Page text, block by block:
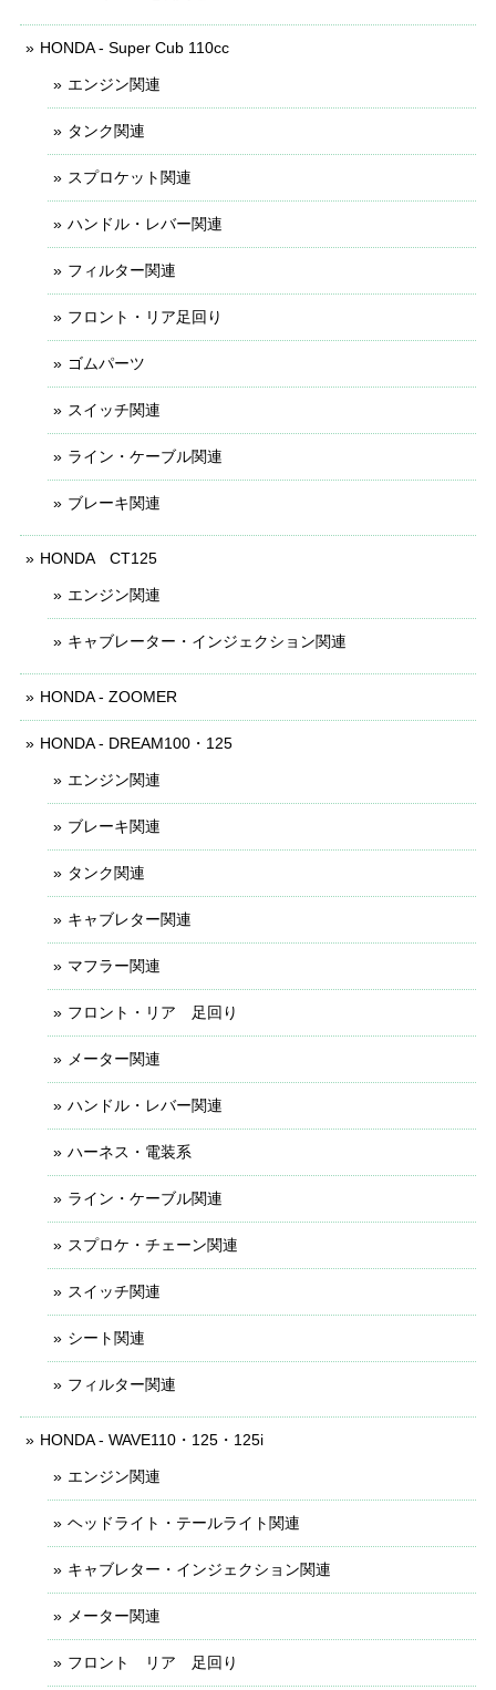
HONDA - Super Cub 110cc
エンジン関連
タンク関連
スプロケット関連
ハンドル・レバー関連
フィルター関連
フロント・リア足回り
ゴムパーツ
スイッチ関連
ライン・ケーブル関連
ブレーキ関連
HONDA CT125
エンジン関連
キャブレーター・インジェクション関連
HONDA - ZOOMER
HONDA - DREAM100・125
エンジン関連
ブレーキ関連
タンク関連
キャブレター関連
マフラー関連
フロント・リア 足回り
メーター関連
ハンドル・レバー関連
ハーネス・電装系
ライン・ケーブル関連
スプロケ・チェーン関連
スイッチ関連
シート関連
フィルター関連
HONDA - WAVE110・125・125i
エンジン関連
ヘッドライト・テールライト関連
キャブレター・インジェクション関連
メーター関連
フロント リア 足回り